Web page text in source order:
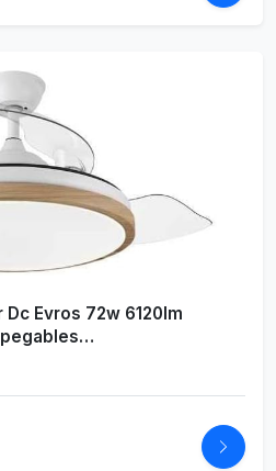
Dc Evros 72w 6120lm
temporizador